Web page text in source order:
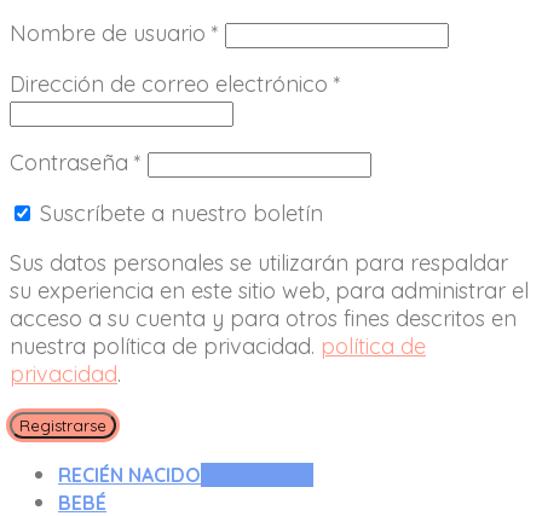
Nombre de usuario *
Dirección de correo electrónico *
Contraseña *
Suscríbete a nuestro boletín
Sus datos personales se utilizarán para respaldar
su experiencia en este sitio web, para administrar el
acceso a su cuenta y para otros fines descritos en
nuestra política de privacidad. política de
privacidad.
Registrarse
RECIÉN NACIDO
BEBÉ